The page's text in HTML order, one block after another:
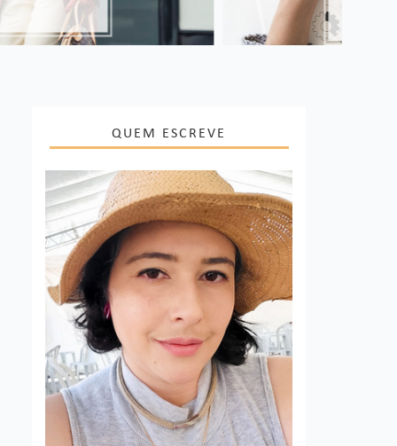
QUEM ESCREVE